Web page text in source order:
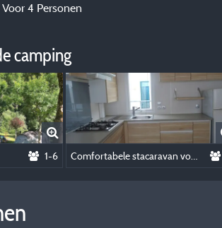
4 Personen
camping
1-6 Comfortabele stacaravan voor 6 personen